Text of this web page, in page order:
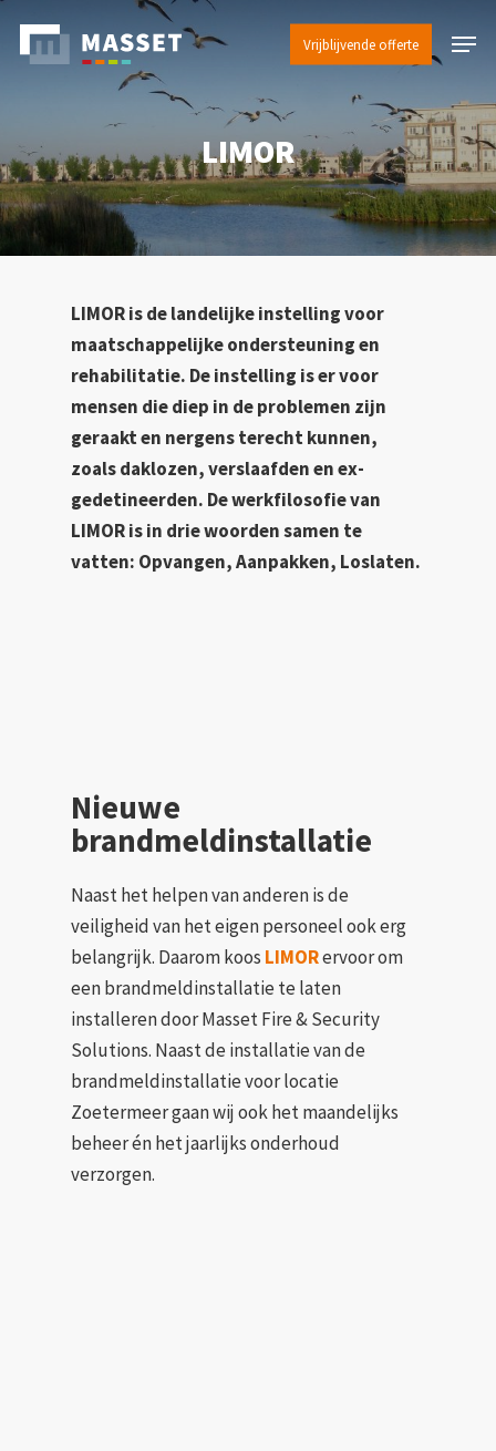
Vrijblijvende offerte Menu
LIMOR
LIMOR is de landelijke instelling voor
maatschappelijke ondersteuning en
rehabilitatie. De instelling is er voor
mensen die diep in de problemen zijn
geraakt en nergens terecht kunnen,
zoals daklozen, verslaafden en ex-
gedetineerden. De werkfilosofie van
LIMOR is in drie woorden samen te
vatten: Opvangen, Aanpakken, Loslaten.
Nieuwe
brandmeldinstallatie
Naast het helpen van anderen is de
veiligheid van het eigen personeel ook erg
belangrijk. Daarom koos LIMORervoor om
een brandmeldinstallatie te laten
installeren door Masset Fire & Security
Solutions. Naast de installatie van de
brandmeldinstallatie voor locatie
Zoetermeer gaan wij ook het maandelijks
beheer én het jaarlijks onderhoud
verzorgen.